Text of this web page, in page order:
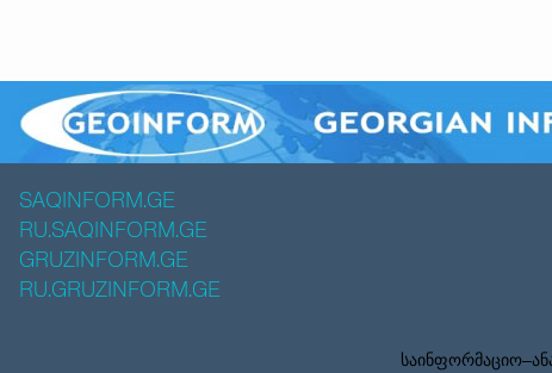
SAQINFORM.GE
RU.SAQINFORM.GE
GRUZINFORM.GE
RU.GRUZINFORM.GE